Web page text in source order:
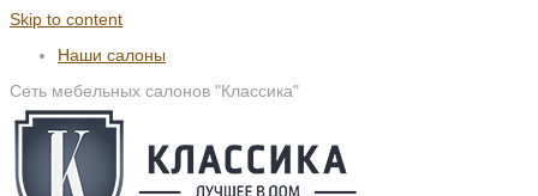
Skip to content
Наши салоны
Сеть мебельных салонов "Классика"